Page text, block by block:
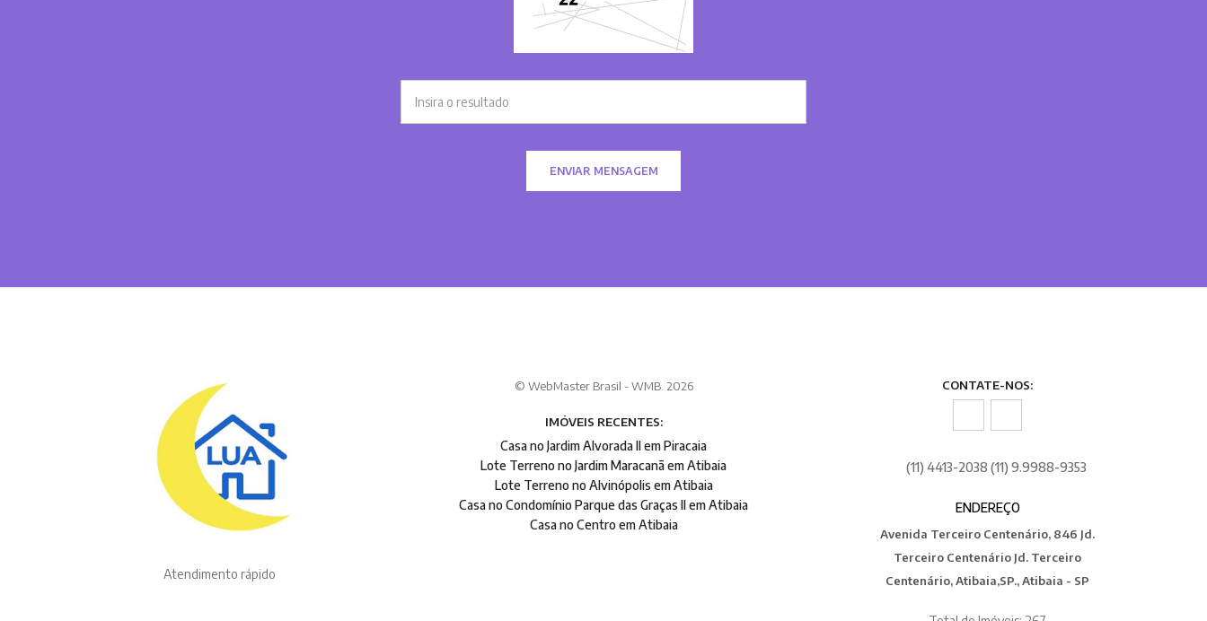
ENVIAR MENSAGEM
Atendimento rápido
© WebMaster Brasil - WMB. 2026
IMÓVEIS RECENTES:
Casa no Jardim Alvorada II em Piracaia
Lote Terreno no Jardim Maracanã em Atibaia
Lote Terreno no Alvinópolis em Atibaia
Casa no Condomínio Parque das Graças II em Atibaia
Casa no Centro em Atibaia
CONTATE-NOS:
(11) 4413-2038 (11) 9.9988-9353
ENDEREÇO
Avenida Terceiro Centenário, 846 Jd.
Terceiro Centenário Jd. Terceiro
Centenário, Atibaia,SP., Atibaia - SP